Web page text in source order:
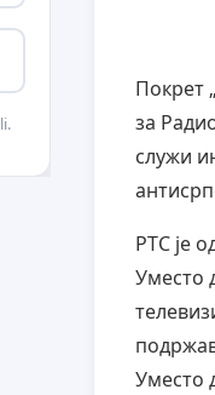
Покрет
за
служи
РТС је
Уместо
Уместо